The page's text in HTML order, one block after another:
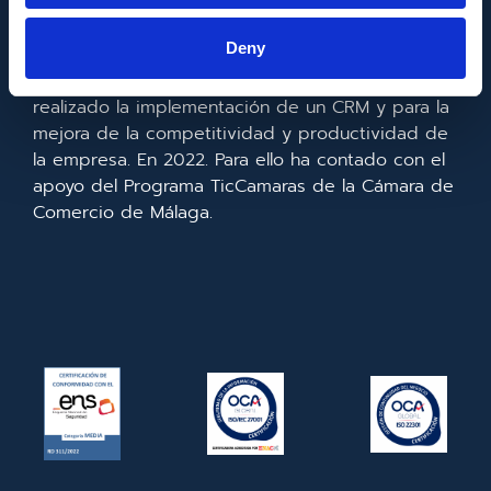
Deny
la información y de las comunicaciones y el
acceso a las mismas y gracias al que ha
realizado la implementación de un CRM y para la
mejora de la competitividad y productividad de
la empresa. En 2022. Para ello ha contado con el
apoyo del Programa TicCamaras de la Cámara de
Comercio de Málaga.